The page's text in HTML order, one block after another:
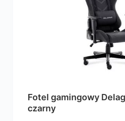
Fotel gamingowy
czarny